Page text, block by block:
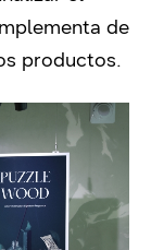
de
productos.